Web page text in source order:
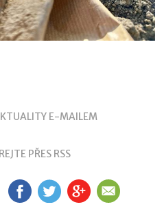
E-MAILEM
PŘES RSS
FB TW GP EM